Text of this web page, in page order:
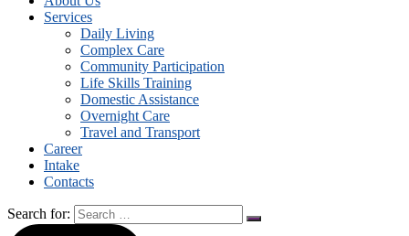
Services
Daily Living
Complex Care
Community Participation
Life Skills Training
Domestic Assistance
Overnight Care
Travel and Transport
Career
Intake
Contacts
Search for: